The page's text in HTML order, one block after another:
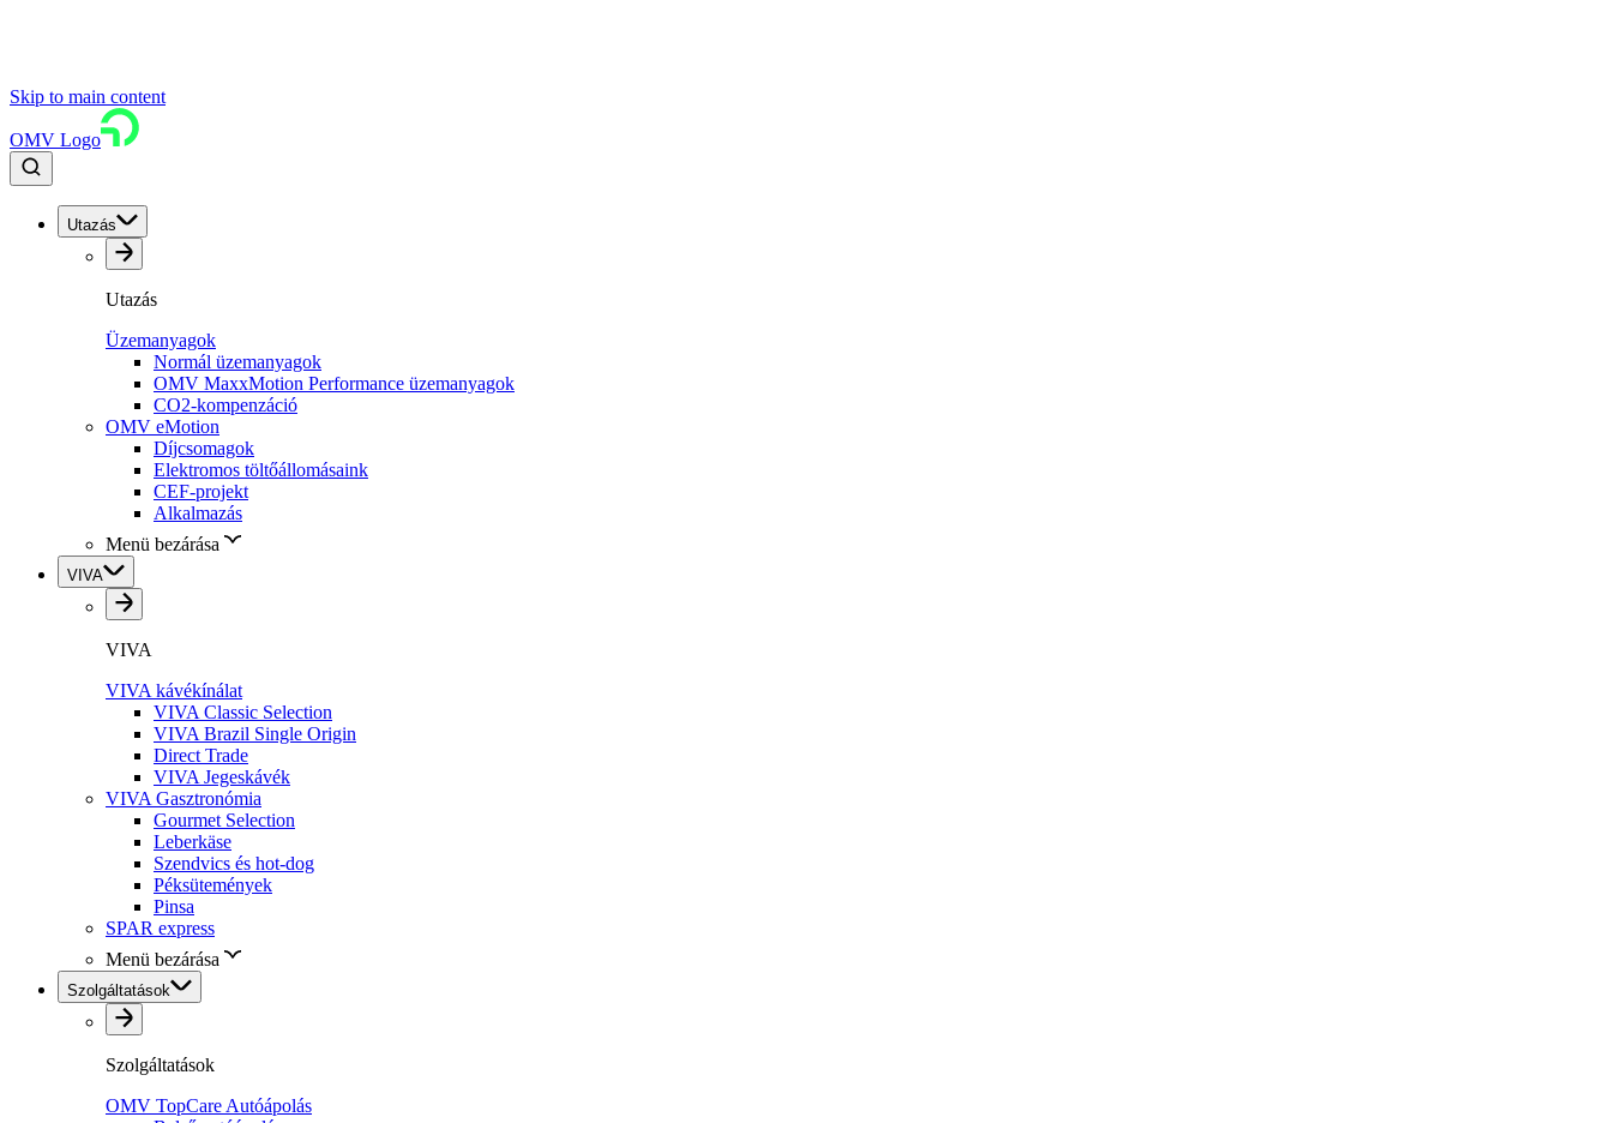
Skip to main content
OMV Logo
Utazás
Utazás
Üzemanyagok
Normál üzemanyagok
OMV MaxxMotion Performance üzemanyagok
CO2-kompenzáció
OMV eMotion
Díjcsomagok
Elektromos töltőállomásaink
CEF-projekt
Alkalmazás
Menü bezárása
VIVA
VIVA
VIVA kávékínálat
VIVA Classic Selection
VIVA Brazil Single Origin
Direct Trade
VIVA Jegeskávék
VIVA Gasztronómia
Gourmet Selection
Leberkäse
Szendvics és hot-dog
Péksütemények
Pinsa
SPAR express
Menü bezárása
Szolgáltatások
Szolgáltatások
OMV TopCare Autóápolás